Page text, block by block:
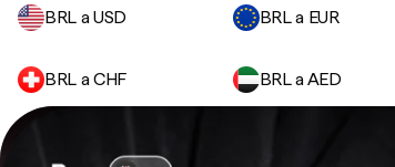
BRL a USD
BRL a EUR
BRL a CHF BRL a AED